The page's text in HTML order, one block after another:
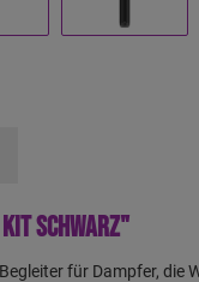
schwarz"
für Dampfer,